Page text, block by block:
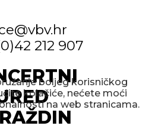
212 907
boljeg korisničkog
kolačiće, nećete moći
na web stranicama.